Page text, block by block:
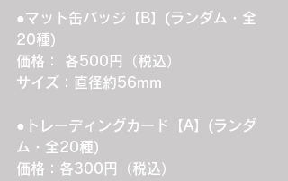
●マット缶バッジ【B】(ランダム・全
20種)
価格： 各500円（税込）
サイズ：直径約56mm
●トレーディングカード【A】(ランダ
ム・全20種)
価格：各300円（税込）